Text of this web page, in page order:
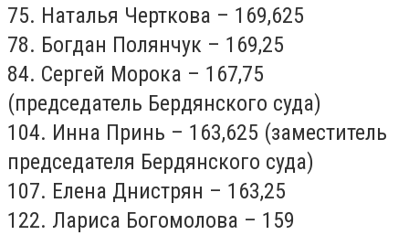
75. Наталья Черткова – 169,625
78. Богдан Полянчук – 169,25
84. Сергей Морока – 167,75
(председатель Бердянского суда)
104. Инна Принь – 163,625 (заместитель
председателя Бердянского суда)
107. Елена Днистрян – 163,25
122. Лариса Богомолова – 159